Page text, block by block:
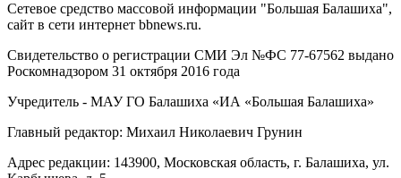
Сетевое средство массовой информации "Большая Балашиха",
сайт в сети интернет bbnews.ru.
Свидетельство о регистрации СМИ Эл №ФС ‎77-67562 выдано
Роскомнадзором 31 октября 2016 года
Учредитель - МАУ ГО Балашиха «ИА «Большая Балашиха»
Главный редактор: Михаил Николаевич Грунин
Адрес редакции: 143900, Московская область, г. Балашиха, ул.